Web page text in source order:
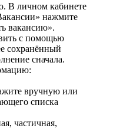
В личном кабинете
нажмите
вакансию».
с помощью
сохранённый
сначала.
вручную или
списка
частичная,